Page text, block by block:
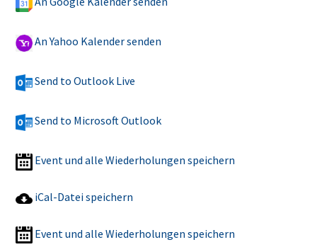
An Yahoo Kalender senden
Send to Outlook Live
Send to Microsoft Outlook
Event und alle Wiederholungen speichern
iCal-Datei speichern
Event und alle Wiederholungen speichern